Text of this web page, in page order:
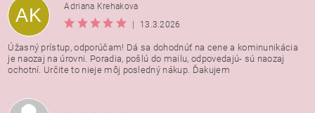
AK
Adriana Krehakova
13.3.2026
Úžasný prístup, odporúčam! Dá sa dohodnúť na cene a kominunikácia
je naozaj na úrovni. Poradia, pošlú do mailu, odpovedajú- sú naozaj
ochotní. Určite to nieje môj posledný nákup. Ďakujem